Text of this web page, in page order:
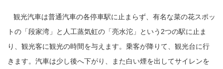
観光汽車は普通汽車の各停車駅に止まらず、 有名な菜の花スポッ
トの「段家湾」と人工蒸気虹の「亮水沱」という2つの駅に止ま
り、観光客に観光の時間を与えます。乗客が降りて、観光台に行
きます。汽車は少し後へ下がり、また白い煙を出してサイレンを